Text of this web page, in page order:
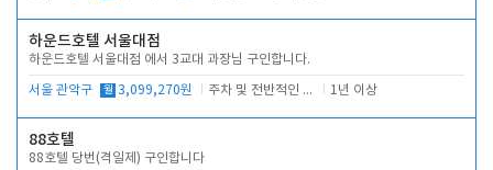
하운드호텔 서울대점
하운드호텔 서울대점 에서 3교대 과장님 구인합니다.
서울 관악구 월 3,099,270원 주차 및 전반적인 당번업무 1년 이상
88호텔
88호텔 당번(격일제) 구인합니다